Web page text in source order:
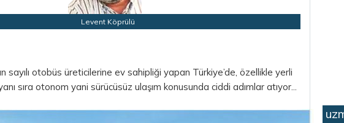
Levent Köprülü
sayılı otobüs üreticilerine ev sahipliği yapan Türkiye’de, özellikle yerli
sıra otonom yani sürücüsüz ulaşım konusunda ciddi adımlar atıyor...